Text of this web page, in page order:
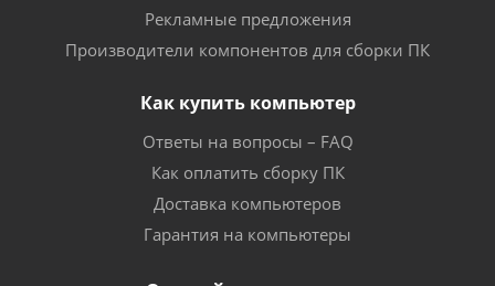
Рекламные предложения
Производители компонентов для сборки ПК
Как купить компьютер
Ответы на вопросы – FAQ
Как оплатить сборку ПК
Доставка компьютеров
Гарантия на компьютеры